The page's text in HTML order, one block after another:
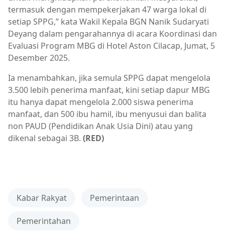
termasuk dengan mempekerjakan 47 warga lokal di
setiap SPPG,” kata Wakil Kepala BGN Nanik Sudaryati
Deyang dalam pengarahannya di acara Koordinasi dan
Evaluasi Program MBG di Hotel Aston Cilacap, Jumat, 5
Desember 2025.
Ia menambahkan, jika semula SPPG dapat mengelola
3.500 lebih penerima manfaat, kini setiap dapur MBG
itu hanya dapat mengelola 2.000 siswa penerima
manfaat, dan 500 ibu hamil, ibu menyusui dan balita
non PAUD (Pendidikan Anak Usia Dini) atau yang
dikenal sebagai 3B. (RED)
Kabar Rakyat Pemerintaan
Pemerintahan